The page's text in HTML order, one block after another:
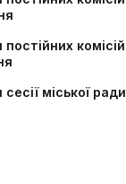
комісій
міської ради